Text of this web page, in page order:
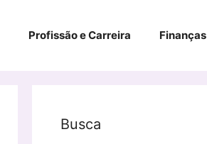
Profissão e Carreira Finanças
Busca